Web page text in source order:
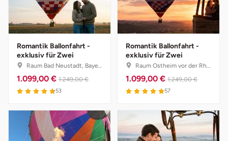
Romantik Ballonfahrt -
exklusiv für Zwei
Raum Bad Neustadt, Bayern
1.099,00 € 1.249,00 €
53
Romantik Ballonfahrt -
exklusiv für Zwei
Raum Ostheim vor der Rhön, Bayern
1.099,00 € 1.249,00 €
57